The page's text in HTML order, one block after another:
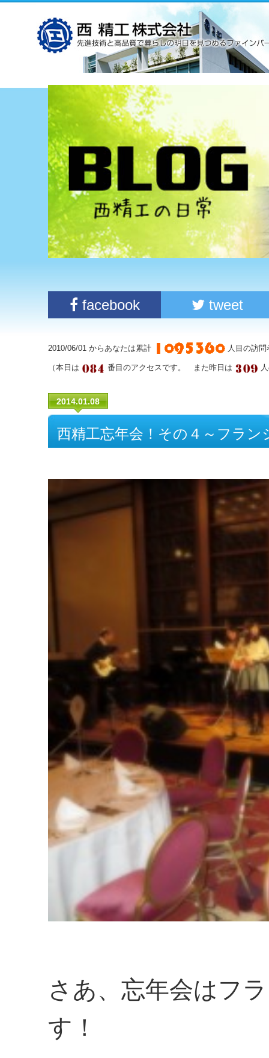
facebook tweet
2010/06/01 からあなたは累計 人目の訪
（本日は 番目のアクセスです。 また昨日は
2014.01.08
西精工忘年会！その４～フラ
さあ、忘年会はフ
す！